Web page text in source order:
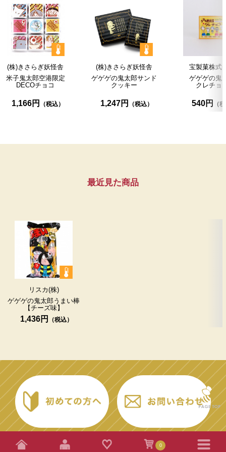
0
(株)きさらぎ妖怪舎
米子鬼太郎空港限定
DECOチョコ
1,166円
(株)きさらぎ妖怪舎
ゲゲゲの鬼太郎サンド
クッキー
1,247円
宝製菓株式
ゲゲゲの鬼
クレチョ
540円
最近見た商品
リスカ(株)
ゲゲゲの鬼太郎うまい棒
【チーズ味】
1,436円